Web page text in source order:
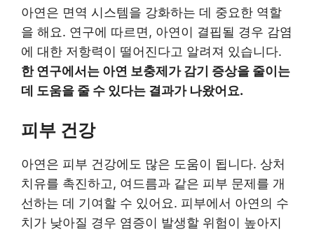
아연은 면역 시스템을 강화하는 데 중요한 역할
을 해요. 연구에 따르면, 아연이 결핍될 경우 감염
에 대한 저항력이 떨어진다고 알려져 있습니다.
한 연구에서는 아연 보충제가 감기 증상을 줄이는
데 도움을 줄 수 있다는 결과가 나왔어요.
피부 건강
아연은 피부 건강에도 많은 도움이 됩니다. 상처
치유를 촉진하고, 여드름과 같은 피부 문제를 개
선하는 데 기여할 수 있어요. 피부에서 아연의 수
치가 낮아질 경우 염증이 발생할 위험이 높아지